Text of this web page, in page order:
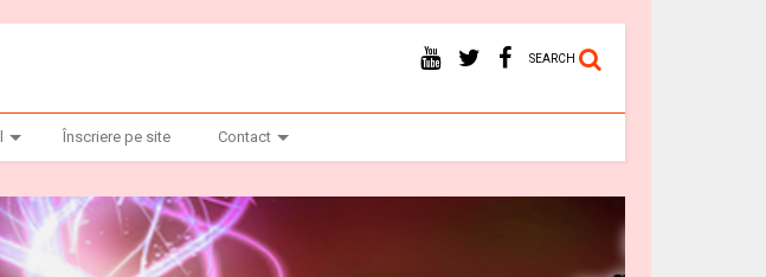
SEARCH
Înscriere pe site Contact